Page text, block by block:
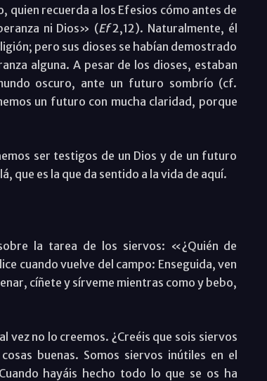
quien recuerda a los Efesios cómo antes de
ni Dios» (Ef2,12). Naturalmente, él
pero sus dioses se habían demostrado
alguna. A pesar de los dioses, estaban
oscuro, ante un futuro sombrío (cf.
un futuro con mucha claridad, porque
ser testigos de un Dios y de un futuro
que es la que da sentido a la vida de aquí.
la tarea de los siervos: «¿Quién de
cuando vuelve del campo: Enseguida, ven
cíñete y sírveme mientras como y bebo,
no lo creemos. ¿Creéis que sois siervos
buenas. Somos siervos inútiles en el
hayáis hecho todo lo que se os ha